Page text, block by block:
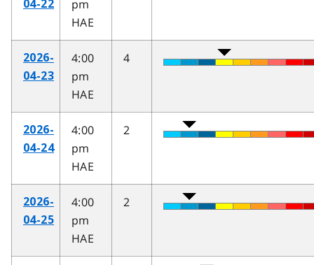
04-22
pm
HAE
2026-
04-23
4:00
pm
HAE
4
2026-
04-24
4:00
pm
HAE
2
2026-
04-25
4:00
pm
HAE
2